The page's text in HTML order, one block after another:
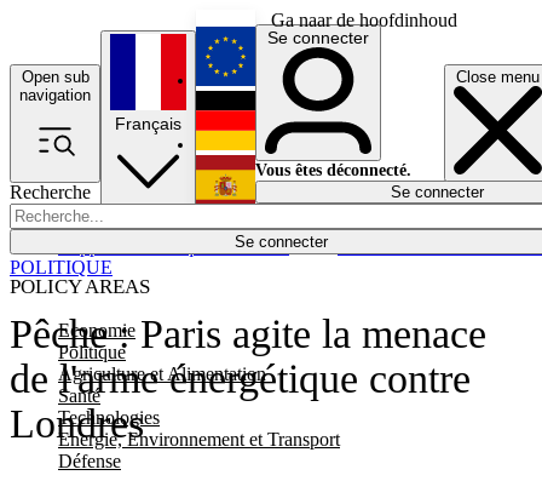
Ga naar de hoofdinhoud
Open sub
navigation
Close menu
Recherche
Se connecter
POLICY AREAS
Economie
Politique
Agriculture et Alimentation
Santé
Technologies
Energie, Environnement et Transport
Défense
Économie
Français
English
Deutsch
Español
Se connecter
Vous êtes déconnecté.
Se connecter
Pêche : Paris agite la menace
de l'arme énergétique contre
Londres
POLITIQUE